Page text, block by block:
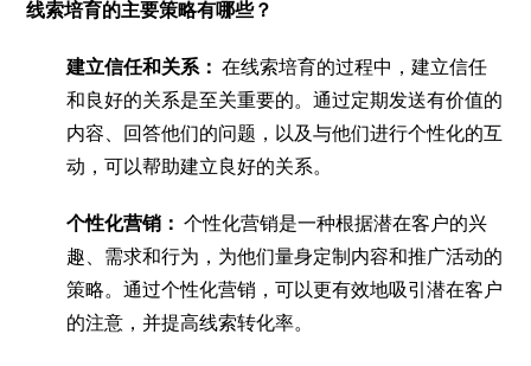
线索培育的主要策略有哪些？
建立信任和关系： 在线索培育的过程中，建立信任
和良好的关系是至关重要的。通过定期发送有价值的
内容、回答他们的问题，以及与他们进行个性化的互
动，可以帮助建立良好的关系。
个性化营销： 个性化营销是一种根据潜在客户的兴
趣、需求和行为，为他们量身定制内容和推广活动的
策略。通过个性化营销，可以更有效地吸引潜在客户
的注意，并提高线索转化率。